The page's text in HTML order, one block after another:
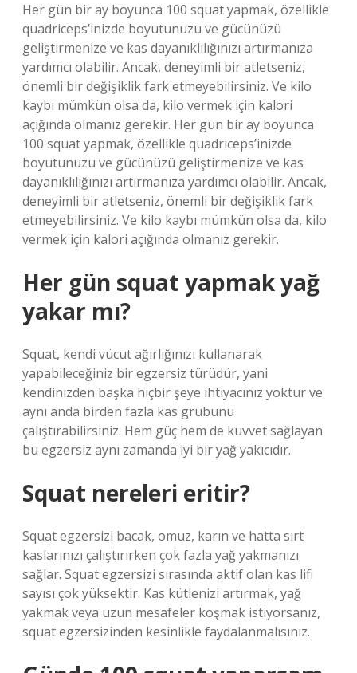
Her gün bir ay boyunca 100 squat yapmak, özellikle
quadriceps’inizde boyutunuzu ve gücünüzü
geliştirmenize ve kas dayanıklılığınızı artırmanıza
yardımcı olabilir. Ancak, deneyimli bir atletseniz,
önemli bir değişiklik fark etmeyebilirsiniz. Ve kilo
kaybı mümkün olsa da, kilo vermek için kalori
açığında olmanız gerekir. Her gün bir ay boyunca
100 squat yapmak, özellikle quadriceps’inizde
boyutunuzu ve gücünüzü geliştirmenize ve kas
dayanıklılığınızı artırmanıza yardımcı olabilir. Ancak,
deneyimli bir atletseniz, önemli bir değişiklik fark
etmeyebilirsiniz. Ve kilo kaybı mümkün olsa da, kilo
vermek için kalori açığında olmanız gerekir.
Her gün squat yapmak yağ
yakar mı?
Squat, kendi vücut ağırlığınızı kullanarak
yapabileceğiniz bir egzersiz türüdür, yani
kendinizden başka hiçbir şeye ihtiyacınız yoktur ve
aynı anda birden fazla kas grubunu
çalıştırabilirsiniz. Hem güç hem de kuvvet sağlayan
bu egzersiz aynı zamanda iyi bir yağ yakıcıdır.
Squat nereleri eritir?
Squat egzersizi bacak, omuz, karın ve hatta sırt
kaslarınızı çalıştırırken çok fazla yağ yakmanızı
sağlar. Squat egzersizi sırasında aktif olan kas lifi
sayısı çok yüksektir. Kas kütlenizi artırmak, yağ
yakmak veya uzun mesafeler koşmak istiyorsanız,
squat egzersizinden kesinlikle faydalanmalısınız.